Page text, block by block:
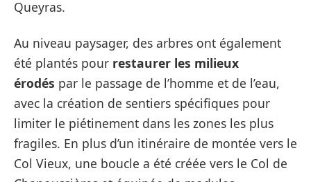
Queyras.
Au niveau paysager, des arbres ont également
été plantés pour restaurer les milieux
érodés par le passage de l’homme et de l’eau,
avec la création de sentiers spécifiques pour
limiter le piétinement dans les zones les plus
fragiles. En plus d’un itinéraire de montée vers le
Col Vieux, une boucle a été créée vers le Col de